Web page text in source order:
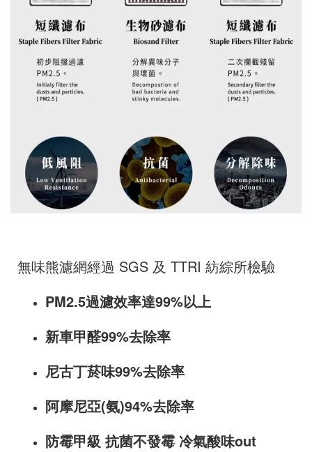
無味熊濾網經過 SGS 及 TTRI 紡綜所檢驗
PM2.5過濾效率達99%以上
新車甲醛99%去除率
尼古丁菸味99%去除率
阿摩尼亞(氨)94%去除率
防霉甲級 抗菌不發霉 冷氣酸味out